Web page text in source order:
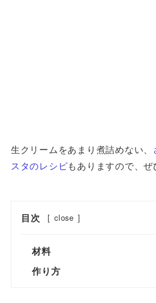
生クリームをあまり煮詰めない、
スタのレシピもありますので、ぜ
目次 [ close ]
材料
作り方